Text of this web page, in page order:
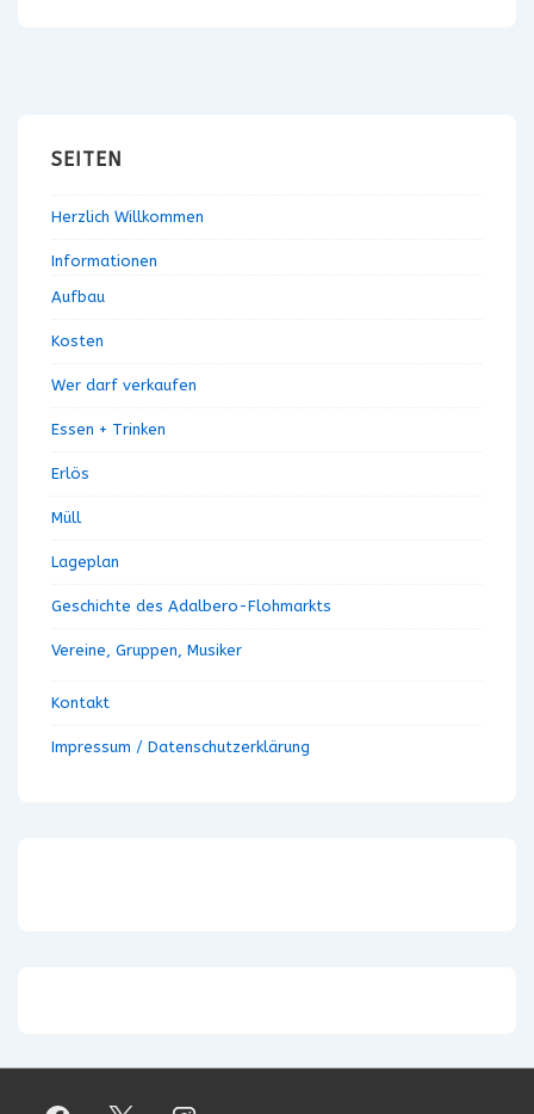
SEITEN
Herzlich Willkommen
Informationen
Aufbau
Kosten
Wer darf verkaufen
Essen + Trinken
Erlös
Müll
Lageplan
Geschichte des Adalbero-Flohmarkts
Vereine, Gruppen, Musiker
Kontakt
Impressum / Datenschutzerklärung